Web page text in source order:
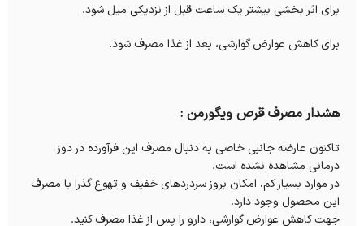
برای اثر بخشی بیشتر یک ساعت قبل از نزدیکی میل شود.
برای کاهش عوارض گوارشی، بعد از غذا مصرف شود.
هشدار مصرف قرص ویگورمن :
تاکنون عارضه جانبی خاصی به دنبال مصرف این فرآورده در دوز
درمانی مشاهده نشده است.
در موارد بسیار کم، امکان بروز سردردهای خفیف و تهوع گذرا با مصرف
این محصول وجود دارد.
جهت کاهش عوارض گوارشی، دارو را پس از غذا مصرف کنید.